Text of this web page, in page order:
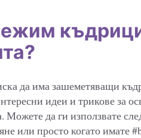
да има зашеметяващи
идеи и трикове за
Можете да ги използвате
или просто когато имате